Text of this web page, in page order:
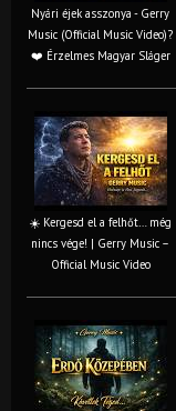
Nyári éjek asszonya - Gerry
Music (Official Music Video)?
❤️ Érzelmes Magyar Sláger
☀️ Kergesd el a felhőt… még
nincs vége! | Gerry Music –
Official Music Video